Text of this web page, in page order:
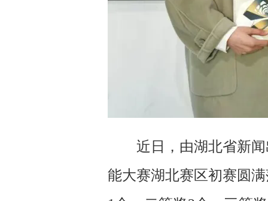
近日，由湖北省新
能大赛湖北赛区初赛圆